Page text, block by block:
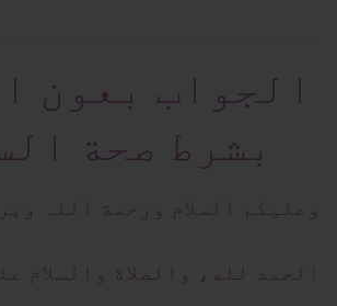
الجواب بعون
بشرط صحة
وعلیکم السلام ورحمة اللہ
الحمد لله، والصلاة والسلام